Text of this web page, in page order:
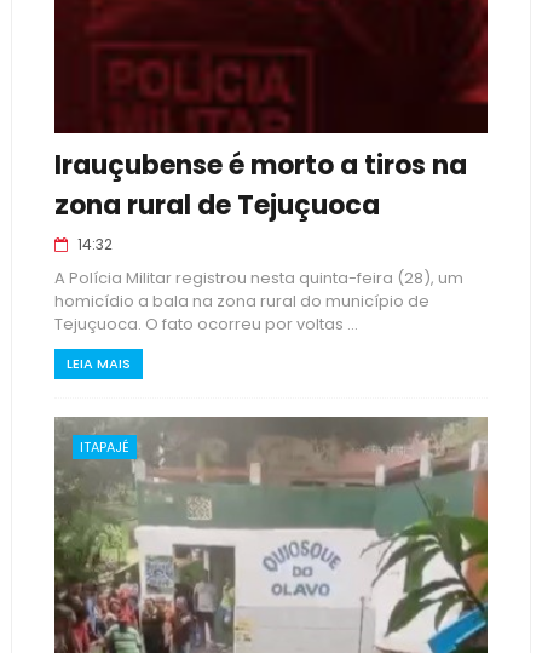
Irauçubense é morto a tiros na
zona rural de Tejuçuoca
14:32
A Polícia Militar registrou nesta quinta-feira (28), um
homicídio a bala na zona rural do município de
Tejuçuoca. O fato ocorreu por voltas ...
LEIA MAIS
ITAPAJÉ